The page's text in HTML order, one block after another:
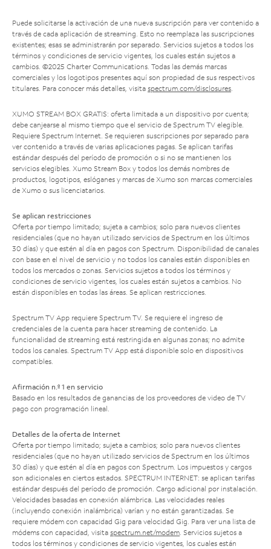
Puede solicitarse la activación de una nueva suscripción para ver contenido a
través de cada aplicación de streaming. Esto no reemplaza las suscripciones
existentes; esas se administrarán por separado. Servicios sujetos a todos los
términos y condiciones de servicio vigentes, los cuales están sujetos a
cambios. ©2025 Charter Communications. Todas las demás marcas
comerciales y los logotipos presentes aquí son propiedad de sus respectivos
titulares. Para conocer más detalles, visita spectrum.com/disclosures.
XUMO STREAM BOX GRATIS: oferta limitada a un dispositivo por cuenta;
debe canjearse al mismo tiempo que el servicio de Spectrum TV elegible.
Requiere Spectrum Internet. Se requieren suscripciones por separado para
ver contenido a través de varias aplicaciones pagas. Se aplican tarifas
estándar después del período de promoción o si no se mantienen los
servicios elegibles. Xumo Stream Box y todos los demás nombres de
productos, logotipos, eslóganes y marcas de Xumo son marcas comerciales
de Xumo o sus licenciatarios.
Se aplican restricciones
Oferta por tiempo limitado; sujeta a cambios; solo para nuevos clientes
residenciales (que no hayan utilizado servicios de Spectrum en los últimos
30 días) y que estén al día en pagos con Spectrum. Disponibilidad de canales
con base en el nivel de servicio y no todos los canales están disponibles en
todos los mercados o zonas. Servicios sujetos a todos los términos y
condiciones de servicio vigentes, los cuales están sujetos a cambios. No
están disponibles en todas las áreas. Se aplican restricciones.
Spectrum TV App requiere Spectrum TV. Se requiere el ingreso de
credenciales de la cuenta para hacer streaming de contenido. La
funcionalidad de streaming está restringida en algunas zonas; no admite
todos los canales. Spectrum TV App está disponible solo en dispositivos
compatibles.
Afirmación n.º 1 en servicio
Basado en los resultados de ganancias de los proveedores de video de TV
pago con programación lineal.
Detalles de la oferta de Internet
Oferta por tiempo limitado; sujeta a cambios; solo para nuevos clientes
residenciales (que no hayan utilizado servicios de Spectrum en los últimos
30 días) y que estén al día en pagos con Spectrum. Los impuestos y cargos
son adicionales en ciertos estados. SPECTRUM INTERNET: se aplican tarifas
estándar después del período de promoción. Cargo adicional por instalación.
Velocidades basadas en conexión alámbrica. Las velocidades reales
(incluyendo conexión inalámbrica) varían y no están garantizadas. Se
requiere módem con capacidad Gig para velocidad Gig. Para ver una lista de
módems con capacidad, visita spectrum.net/modem. Servicios sujetos a
todos los términos y condiciones de servicio vigentes, los cuales están